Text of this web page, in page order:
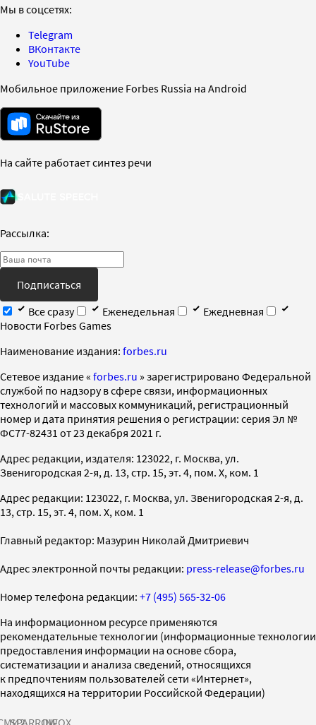
Мы в соцсетях:
Telegram
ВКонтакте
YouTube
Мобильное приложение Forbes Russia на Android
На сайте работает синтез речи
Рассылка:
Подписаться
Все сразу
Еженедельная
Ежедневная
Новости Forbes Games
Наименование издания: forbes.ru
Cетевое издание « forbes.ru » зарегистрировано Федеральной
службой по надзору в сфере связи, информационных
технологий и массовых коммуникаций, регистрационный
номер и дата принятия решения о регистрации: серия Эл №
ФС77-82431 от 23 декабря 2021 г.
Адрес редакции, издателя: 123022, г. Москва, ул.
Звенигородская 2-я, д. 13, стр. 15, эт. 4, пом. X, ком. 1
Адрес редакции: 123022, г. Москва, ул. Звенигородская 2-я, д.
13, стр. 15, эт. 4, пом. X, ком. 1
Главный редактор: Мазурин Николай Дмитриевич
Адрес электронной почты редакции: press-release@forbes.ru
Номер телефона редакции: +7 (495) 565-32-06
На информационном ресурсе применяются
рекомендательные технологии (информационные технологии
предоставления информации на основе сбора,
систематизации и анализа сведений, относящихся
к предпочтениям пользователей сети «Интернет»,
находящихся на территории Российской Федерации)
SPARROWINFOX